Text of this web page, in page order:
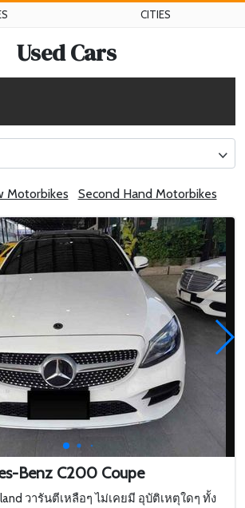
CITIES
Used Cars
Motorbikes Second Hand Motorbikes
Benz C200 Coupe
วารันตีเหลือๆ ไม่เคยมี อุบัติเหตุใดๆ ทั้ง